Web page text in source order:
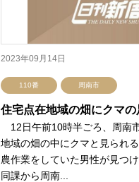
2023年09月14日
110番 周南市
住宅点在地域の畑にクマの
12日午前10時半ごろ、周南
地域の畑の中にクマと見られ
農作業をしていた男性が見つ
同課から周南...